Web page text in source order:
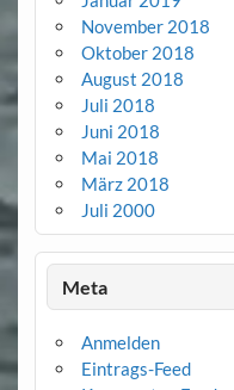
November 2018
Oktober 2018
August 2018
Juli 2018
Juni 2018
Mai 2018
März 2018
Juli 2000
Meta
Anmelden
Eintrags-Feed